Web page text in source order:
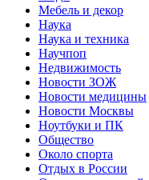
Мебель и декор
Наука
Наука и техника
Научпоп
Недвижимость
Новости ЗОЖ
Новости медицины
Новости Москвы
Ноутбуки и ПК
Общество
Около спорта
Отдых в России